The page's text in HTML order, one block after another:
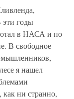
эти годы
в НАСА и по
В свободное
я нашел
как ни странно,